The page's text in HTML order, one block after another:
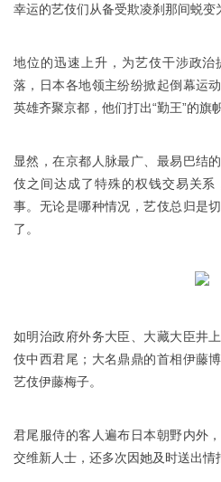
幸运的艺伎们从备受欺凌刹那间蜕变
地位的迅速上升，为艺伎干涉政
落，日本各地领主纷纷掀起倒幕运
英雄齐聚京都，他们打出“勤王”的旗
显然，在京都人脉最广、最易巴结
伎之间达成了特殊的权钱交易关
事。无论是哪种情况，艺伎总归是
了。
如明治政府外务大臣、大藏大臣井
伎中西君尾；大名鼎鼎的首相伊藤
艺伎伊藤梅子。
君尾服侍的客人遍布日本朝野内外
交维新人士，还多次因她及时送出情